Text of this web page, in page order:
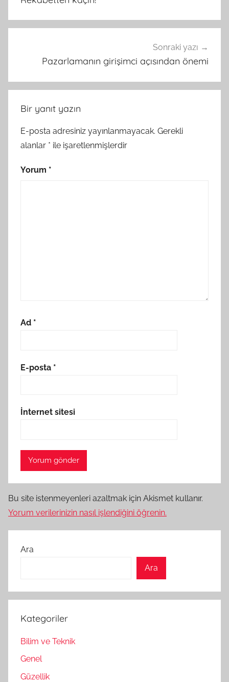
Sonraki yazı
Pazarlamanın girişimci açısından önemi
Bir yanıt yazın
E-posta adresiniz yayınlanmayacak. Gerekli
alanlar * ile işaretlenmişlerdir
Yorum *
Ad *
E-posta *
İnternet sitesi
Bu site istenmeyenleri azaltmak için Akismet kullanır.
Yorum verilerinizin nasıl işlendiğini öğrenin.
Ara
Ara
Kategoriler
Bilim ve Teknik
Genel
Güzellik